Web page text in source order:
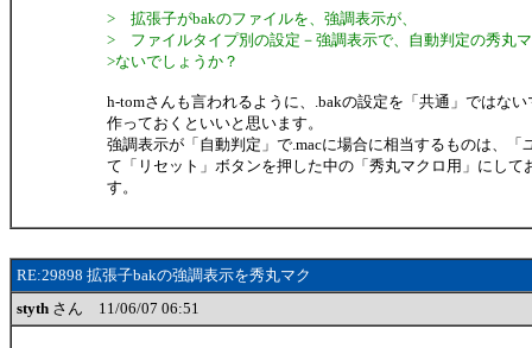
> 拡張子がbakのファイルを、強調表示が、
> ファイルタイプ別の設定－強調表示で、自動判定の秀丸
>ないでしょうか？
h-tomさんも言われるように、.bakの設定を「共通」ではな
作っておくといいと思います。
強調表示が「自動判定」で.macに場合に相当するものは、「
て「リセット」ボタンを押した中の「秀丸マクロ用」にして
す。
RE:29898 拡張子bakの強調表示を秀丸マク
styth さん 11/06/07 06:51